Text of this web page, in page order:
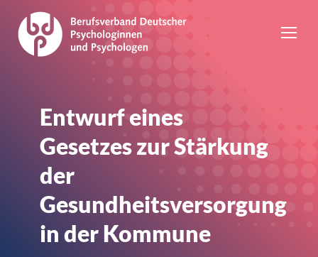
Entwurf eines
Gesetzes zur Stärkung
der
Gesundheitsversorgung
in der Kommune